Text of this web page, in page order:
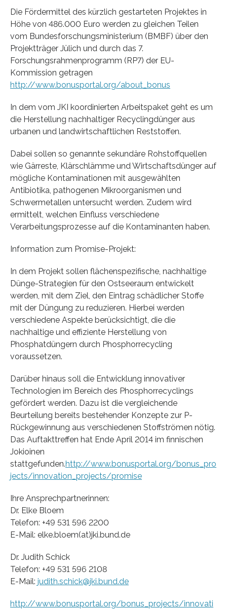
Die Fördermittel des kürzlich gestarteten Projektes in
Höhe von 486.000 Euro werden zu gleichen Teilen
vom Bundesforschungsministerium (BMBF) über den
Projektträger Jülich und durch das 7.
Forschungsrahmenprogramm (RP7) der EU-
Kommission getragen
http://www.bonusportal.org/about_bonus
In dem vom JKI koordinierten Arbeitspaket geht es um
die Herstellung nachhaltiger Recyclingdünger aus
urbanen und landwirtschaftlichen Reststoffen.
Dabei sollen so genannte sekundäre Rohstoffquellen
wie Gärreste, Klärschlämme und Wirtschaftsdünger auf
mögliche Kontaminationen mit ausgewählten
Antibiotika, pathogenen Mikroorganismen und
Schwermetallen untersucht werden. Zudem wird
ermittelt, welchen Einfluss verschiedene
Verarbeitungsprozesse auf die Kontaminanten haben.
Information zum Promise-Projekt:
In dem Projekt sollen flächenspezifische, nachhaltige
Dünge-Strategien für den Ostseeraum entwickelt
werden, mit dem Ziel, den Eintrag schädlicher Stoffe
mit der Düngung zu reduzieren. Hierbei werden
verschiedene Aspekte berücksichtigt, die die
nachhaltige und effiziente Herstellung von
Phosphatdüngern durch Phosphorrecycling
voraussetzen.
Darüber hinaus soll die Entwicklung innovativer
Technologien im Bereich des Phosphorrecyclings
gefördert werden. Dazu ist die vergleichende
Beurteilung bereits bestehender Konzepte zur P-
Rückgewinnung aus verschiedenen Stoffströmen nötig.
Das Auftakttreffen hat Ende April 2014 im finnischen
Jokioinen
stattgefunden.http://www.bonusportal.org/bonus_pro
jects/innovation_projects/promise
Ihre Ansprechpartnerinnen:
Dr. Elke Bloem
Telefon: +49 531 596 2200
E-Mail: elke.bloem(at)jki.bund.de
Dr. Judith Schick
Telefon: +49 531 596 2108
E-Mail: judith.schick@jki.bund.de
http://www.bonusportal.org/bonus_projects/innovati